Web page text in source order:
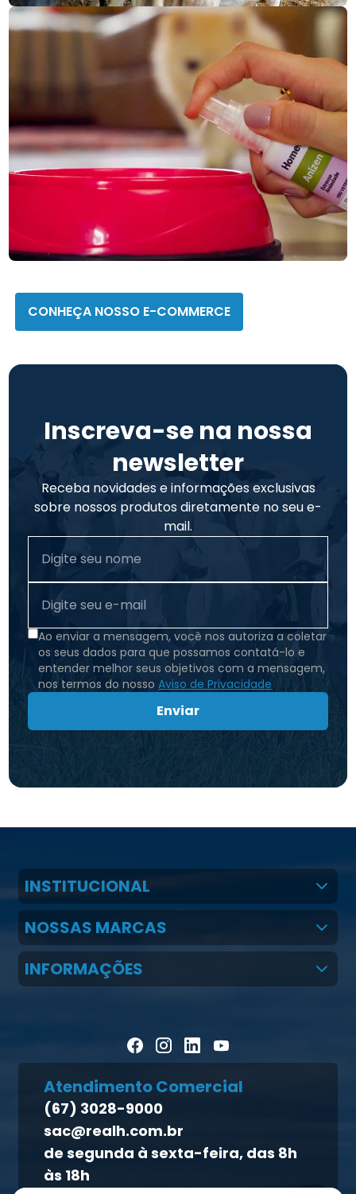
CMR saúde
CONHEÇA NOSSO E-COMMERCE
CONHEÇA NOSSO E-COMMERCE
Inscreva-se na nossa
newsletter
Receba novidades e informações exclusivas
sobre nossos produtos diretamente no seu e-
mail.
Ao enviar a mensagem, você nos autoriza a coletar
os seus dados para que possamos contatá-lo e
entender melhor seus objetivos com a mensagem,
nos termos do nossoAviso de Privacidade
Enviar
INSTITUCIONAL
Quem Somos
Claudio Martins Real
LGPD
Direito dos titulares
Política de qualidade
Atendimento ao titular
Canal de ética
NOSSAS MARCAS
Real H Nutrição Animal
CMR Saúde
INFORMAÇÕES
Blog Pecuária Forte
Homeopet
Atendimento Comercial
(67) 3028-9000
sac@realh.com.br
de segunda à sexta-feira, das 8h
às 18h